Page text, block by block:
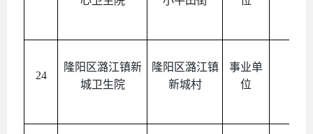
24
隆阳区潞江镇新
城卫生院
隆阳区潞江镇
新城村
事业单
位